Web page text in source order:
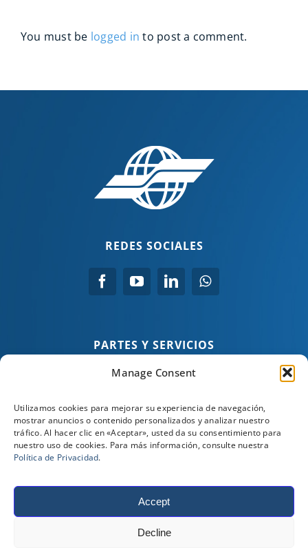
Manage Consent
Utilizamos cookies para mejorar su experiencia de navegación,
mostrar anuncios o contenido personalizados y analizar nuestro
tráfico. Al hacer clic en «Aceptar», usted da su consentimiento para
nuestro uso de cookies. Para más información, consulte nuestra
Política de Privacidad.
Accept
Decline
You must be logged in to post a comment.
REDES SOCIALES
PARTES Y SERVICIOS
(+57) 3164234635
Tel:(+57) 3102806560
Stewart & Stevenson. Todos los derechos